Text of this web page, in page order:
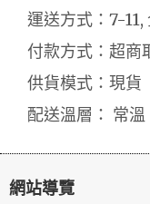
運送方式：7-11,
付款方式：超商
供貨模式：現貨
配送溫層： 常溫
網站導覽